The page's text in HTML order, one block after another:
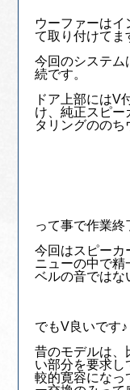
ウーファーはイ
て取り付けてま
今回のシステム
続です。
ドア上部にはV
け、純正スピー
タリングののち
って事で作業終
今回はスピーカ
ニューの中で精
ベルの音ではな
でもV良いです♪
昔のモデルは、
い部分を要求し
較的寛容になっ